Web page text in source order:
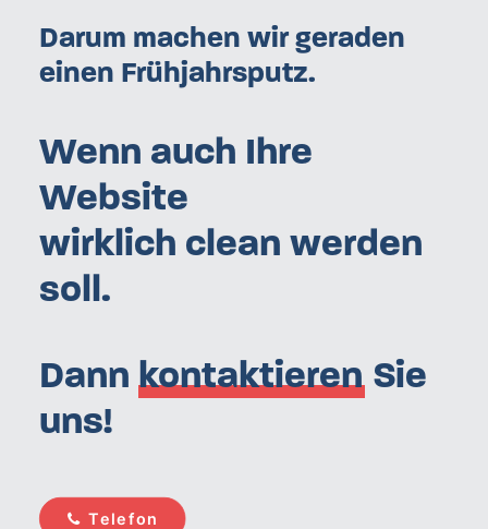
Darum machen wir geraden
einen Frühjahrsputz.
Wenn auch Ihre
Website
wirklich clean werden
soll.
Dann kontaktieren Sie
uns!
Telefon